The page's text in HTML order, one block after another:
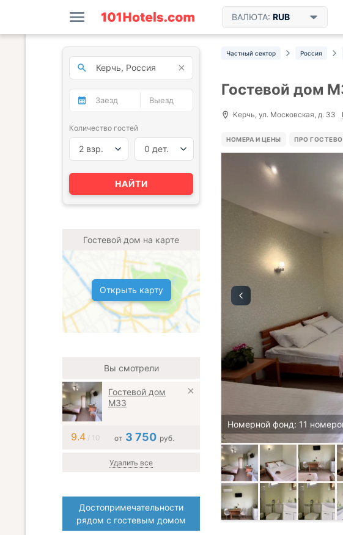
ВАЛЮТА: RUB
Частный сектор Россия
Гостевой дом
Керчь, ул. Московская, д. 33
НОМЕРА И ЦЕНЫ ПРО
Номерной фонд: 11
Количество гостей
2 взр. 0 дет.
НАЙТИ
Гостевой дом на карте
Открыть карту
Вы смотрели
Гостевой дом
М33
9.4/ 10 от 3 750 руб.
Удалить все
Достопримечательности
рядом с гостевым домом